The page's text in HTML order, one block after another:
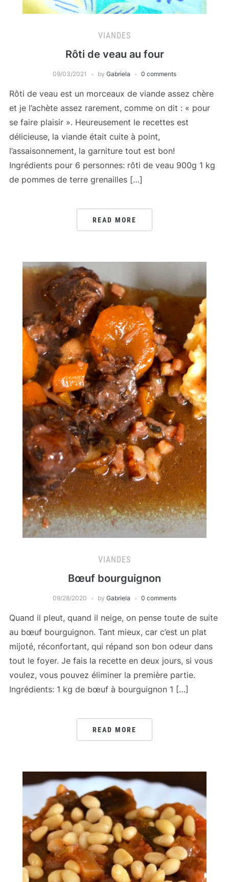
VIANDES
Rôti de veau au four
09/03/2021 by Gabriela 0 comments
Rôti de veau est un morceaux de viande assez chère
et je l’achète assez rarement, comme on dit : « pour
se faire plaisir ». Heureusement le recettes est
délicieuse, la viande était cuite à point,
l’assaisonnement, la garniture tout est bon!
Ingrédients pour 6 personnes: rôti de veau 900g 1 kg
de pommes de terre grenailles […]
READ MORE
VIANDES
Bœuf bourguignon
09/28/2020 by Gabriela 0 comments
Quand il pleut, quand il neige, on pense toute de suite
au bœuf bourguignon. Tant mieux, car c’est un plat
mijoté, réconfortant, qui répand son bon odeur dans
tout le foyer. Je fais la recette en deux jours, si vous
voulez, vous pouvez éliminer la première partie.
Ingrédients: 1 kg de bœuf à bourguignon 1 […]
READ MORE